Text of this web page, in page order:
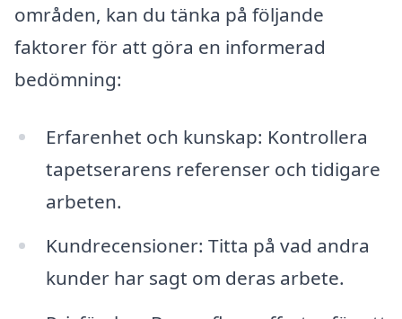
områden, kan du tänka på följande
faktorer för att göra en informerad
bedömning:
Erfarenhet och kunskap: Kontrollera
tapetserarens referenser och tidigare
arbeten.
Kundrecensioner: Titta på vad andra
kunder har sagt om deras arbete.